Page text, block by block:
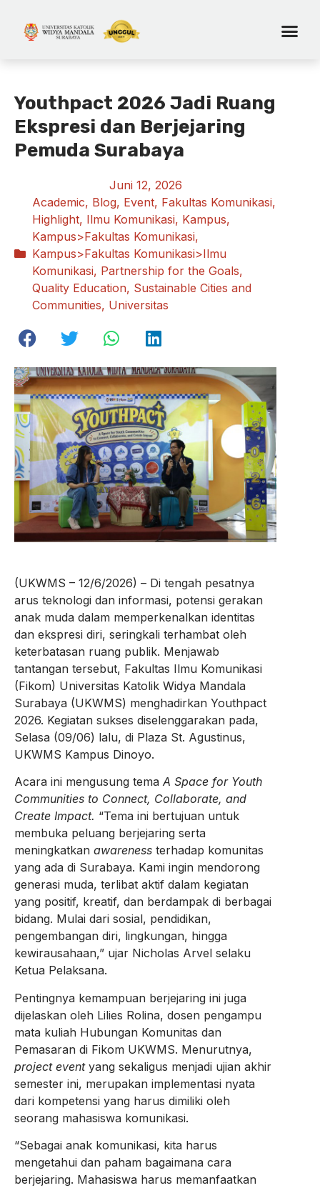
Youthpact 2026 Jadi Ruang
Ekspresi dan Berjejaring
Pemuda Surabaya
Juni 12, 2026
Academic, Blog, Event, Fakultas Komunikasi,
Highlight, Ilmu Komunikasi, Kampus,
Kampus>Fakultas Komunikasi,
Kampus>Fakultas Komunikasi>Ilmu
Komunikasi, Partnership for the Goals,
Quality Education, Sustainable Cities and
Communities, Universitas
(UKWMS – 12/6/2026) – Di tengah pesatnya
arus teknologi dan informasi, potensi gerakan
anak muda dalam memperkenalkan identitas
dan ekspresi diri, seringkali terhambat oleh
keterbatasan ruang publik. Menjawab
tantangan tersebut, Fakultas Ilmu Komunikasi
(Fikom) Universitas Katolik Widya Mandala
Surabaya (UKWMS) menghadirkan Youthpact
2026. Kegiatan sukses diselenggarakan pada,
Selasa (09/06) lalu, di Plaza St. Agustinus,
UKWMS Kampus Dinoyo.
Acara ini mengusung tema A Space for Youth
Communities to Connect, Collaborate, and
Create Impact. “Tema ini bertujuan untuk
membuka peluang berjejaring serta
meningkatkan awareness terhadap komunitas
yang ada di Surabaya. Kami ingin mendorong
generasi muda, terlibat aktif dalam kegiatan
yang positif, kreatif, dan berdampak di berbagai
bidang. Mulai dari sosial, pendidikan,
pengembangan diri, lingkungan, hingga
kewirausahaan,” ujar Nicholas Arvel selaku
Ketua Pelaksana.
Pentingnya kemampuan berjejaring ini juga
dijelaskan oleh Lilies Rolina, dosen pengampu
mata kuliah Hubungan Komunitas dan
Pemasaran di Fikom UKWMS. Menurutnya,
project event yang sekaligus menjadi ujian akhir
semester ini, merupakan implementasi nyata
dari kompetensi yang harus dimiliki oleh
seorang mahasiswa komunikasi.
“Sebagai anak komunikasi, kita harus
mengetahui dan paham bagaimana cara
berjejaring. Mahasiswa harus memanfaatkan